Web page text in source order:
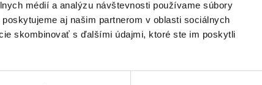
médií a analýzu návštevnosti používame súbory
aj našim partnerom v oblasti sociálnych
skombinovať s ďalšími údajmi, ktoré ste im poskytli
to naozaj malina. Pre mojich followerov mám navyše 15%